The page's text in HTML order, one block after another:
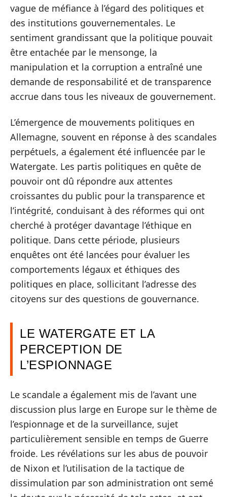
vague de méfiance à l’égard des politiques et
des institutions gouvernementales. Le
sentiment grandissant que la politique pouvait
être entachée par le mensonge, la
manipulation et la corruption a entraîné une
demande de responsabilité et de transparence
accrue dans tous les niveaux de gouvernement.
L’émergence de mouvements politiques en
Allemagne, souvent en réponse à des scandales
perpétuels, a également été influencée par le
Watergate. Les partis politiques en quête de
pouvoir ont dû répondre aux attentes
croissantes du public pour la transparence et
l’intégrité, conduisant à des réformes qui ont
cherché à protéger davantage l’éthique en
politique. Dans cette période, plusieurs
enquêtes ont été lancées pour évaluer les
comportements légaux et éthiques des
politiques en place, sollicitant l’adresse des
citoyens sur des questions de gouvernance.
LE WATERGATE ET LA
PERCEPTION DE
L’ESPIONNAGE
Le scandale a également mis de l’avant une
discussion plus large en Europe sur le thème de
l’espionnage et de la surveillance, sujet
particulièrement sensible en temps de Guerre
froide. Les révélations sur les abus de pouvoir
de Nixon et l’utilisation de la tactique de
dissimulation par son administration ont semé